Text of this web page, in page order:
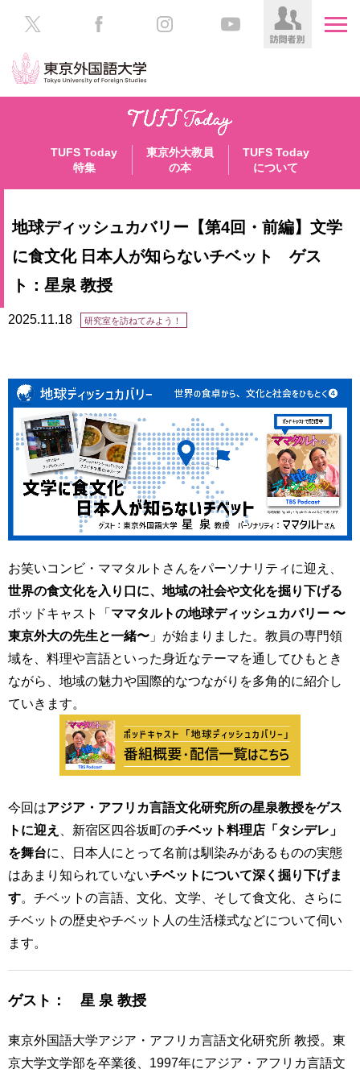
学
部・
大
院
研
試
情
報
寄
附
す
る
わ
せ
通
ア
ク
ス
イ
マ
ッ
方
在
生
の
方
の
方
卒
般・
域
の
方
教
職
員
TUFS Today
特集
東京外大教員
の本
TUFS Today
について
地球ディッシュカバリー【第4回・前編】文学
に食文化 日本人が知らないチベット ゲス
ト：星泉 教授
2025.11.18 研究室を訪ねてみよう！
お笑いコンビ・ママタルトさんをパーソナリティに迎え、
世界の食文化を入り口に、地域の社会や文化を掘り下げる
ポッドキャスト「ママタルトの地球ディッシュカバリー 〜
東京外大の先生と一緒〜 」が始まりました。教員の専門領
域を、料理や言語といった身近なテーマを通してひもとき
ながら、地域の魅力や国際的なつながりを多角的に紹介し
ていきます。
今回はアジア・アフリカ言語文化研究所の星泉教授をゲス
トに迎え 、新宿区四谷坂町のチベット料理店「タシデレ」
を舞台に、日本人にとって名前は馴染みがあるものの実態
はあまり知られていないチベットについて深く掘り下げま
す。チベットの言語、文化、文学、そして食文化、さらに
チベットの歴史やチベット人の生活様式などについて伺い
ます。
ゲスト： 星 泉 教授
東京外国語大学アジア・アフリカ言語文化研究所 教授。東
京大学文学部を卒業後、1997年にアジア・アフリカ言語文